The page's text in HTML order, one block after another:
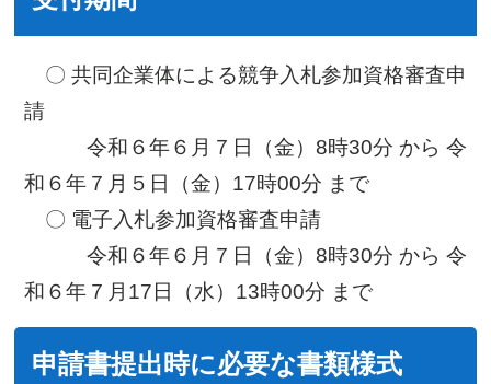
〇 共同企業体による競争入札参加資格審査申
請
令和６年６月７日（金）8時30分 から 令
和６年７月５日（金）17時00分 まで
〇 電子入札参加資格審査申請
令和６年６月７日（金）8時30分 から 令
和６年７月17日（水）13時00分 まで
申請書提出時に必要な書類様式